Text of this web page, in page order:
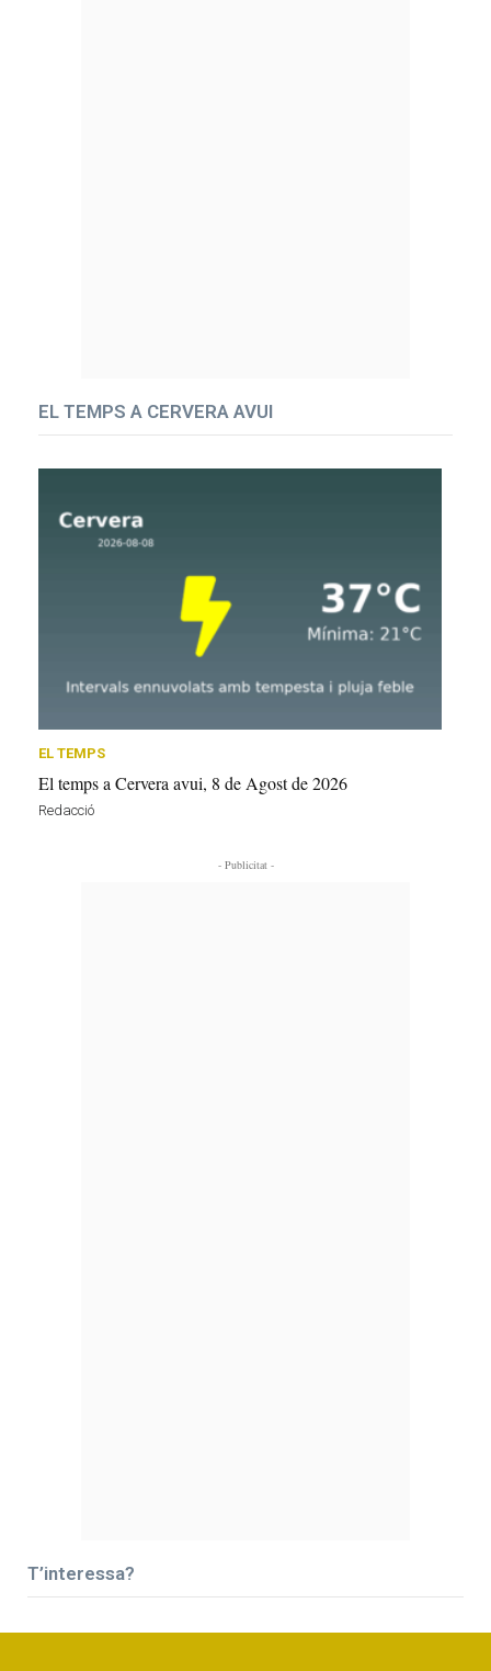
EL TEMPS A CERVERA AVUI
EL TEMPS
El temps a Cervera avui, 8 de Agost de 2026
Redacció
- Publicitat -
T’interessa?